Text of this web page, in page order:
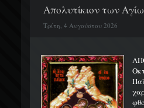
Απολυτίκιον των
Τρίτη, 4 Αυγούστου 2026